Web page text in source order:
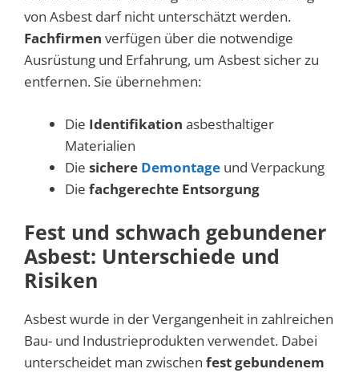
von Asbest darf nicht unterschätzt werden.
Fachfirmen verfügen über die notwendige
Ausrüstung und Erfahrung, um Asbest sicher zu
entfernen. Sie übernehmen:
Die Identifikation asbesthaltiger
Materialien
Die sichere Demontage und Verpackung
Die fachgerechte Entsorgung
Fest und schwach gebundener
Asbest: Unterschiede und
Risiken
Asbest wurde in der Vergangenheit in zahlreichen
Bau- und Industrieprodukten verwendet. Dabei
unterscheidet man zwischen fest gebundenem